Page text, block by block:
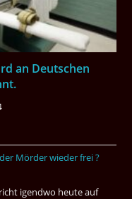
an Deutschen
Mörder wieder frei ?
igendwo heute auf